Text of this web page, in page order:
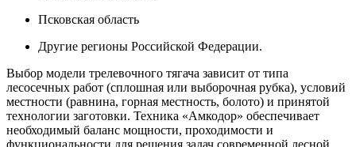
Псковская область
Другие регионы Российской Федерации.
Выбор модели трелевочного тягача зависит от типа
лесосечных работ (сплошная или выборочная рубка), условий
местности (равнина, горная местность, болото) и принятой
технологии заготовки. Техника «Амкодор» обеспечивает
необходимый баланс мощности, проходимости и